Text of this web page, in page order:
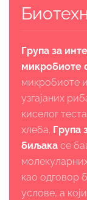
Група за
микробиоте
микробиоте
узгајаних
киселог
хлеба. Група
биљака се
као одговор
услове, а